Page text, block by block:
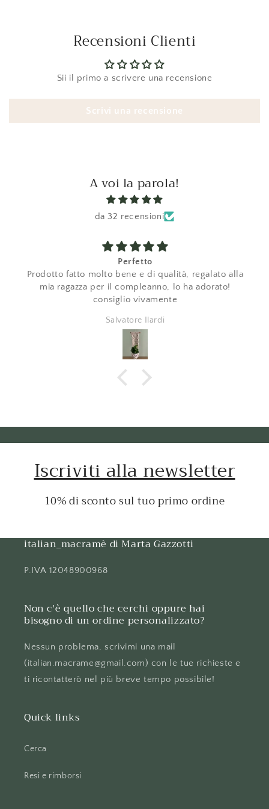
Recensioni Clienti
Sii il primo a scrivere una recensione
Scrivi una recensione
A voi la parola!
da 32 recensioni
Perfetto
Prodotto fatto molto bene e di qualità, regalato alla
mia ragazza per il compleanno, lo ha adorato!
consiglio vivamente
Salvatore Ilardi
Iscriviti alla newsletter
10% di sconto sul tuo primo ordine
italian_macramè di Marta Gazzotti
P.IVA 12048900968
Non c'è quello che cerchi oppure hai
bisogno di un ordine personalizzato?
Nessun problema, scrivimi una mail
(italian.macrame@gmail.com) con le tue richieste e
ti ricontatterò nel più breve tempo possibile!
Quick links
Cerca
Resi e rimborsi